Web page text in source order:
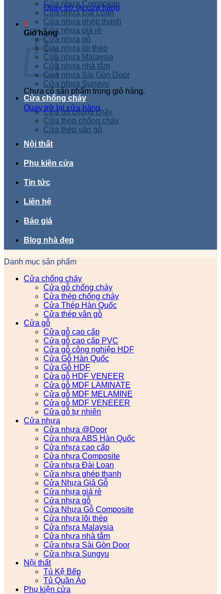
Quay trở lại cửa hàng
0
Giỏ hàng
Chưa có sản phẩm trong giỏ hàng.
Quay trở lại cửa hàng
Cửa nhựa Composite
Cửa nhựa Đài Loan
Cửa nhựa ghép thanh
Cửa nhựa giá rẻ
Cửa nhựa gỗ
Cửa nhựa lõi thép
Cửa nhựa Malaysia
Cửa nhựa nhà tắm
Cửa nhựa Sài Gòn Door
Cửa nhựa Sungyu
Cửa chống cháy
Cửa gỗ chống cháy
Cửa thép chống cháy
Cửa thép vân gỗ
Nội thất
Phụ kiện cửa
Tin tức
Liên hệ
Báo giá
Blog nhà đẹp
Danh mục sản phẩm
Cửa chống cháy
Cửa gỗ chống cháy
Cửa thép chống cháy
Cửa Thép Hàn Quốc
Cửa thép vân gỗ
Cửa gỗ
Cửa gỗ cao cấp
Cửa gỗ cao cấp PVC
Cửa gỗ công nghiệp HDF
Cửa Gỗ Hàn Quốc
Cửa Gỗ HDF
Cửa gỗ HDF VENEER
Cửa gỗ MDF LAMINATE
Cửa gỗ MDF MELAMINE
Cửa gỗ MDF VENEEER
Cửa gỗ tự nhiên
Cửa nhựa
Cửa nhựa @Door
Cửa nhựa ABS Hàn Quốc
Cửa nhựa cao cấp
Cửa nhựa Composite
Cửa nhựa Đài Loan
Cửa nhựa ghép thanh
Cửa Nhựa Giả Gỗ
Cửa nhựa giá rẻ
Cửa nhựa gỗ
Cửa Nhựa Gỗ Composite
Cửa nhựa lõi thép
Cửa nhựa Malaysia
Cửa nhựa nhà tắm
Cửa nhựa Sài Gòn Door
Cửa nhựa Sungyu
Nội thất
Tủ Kệ Bếp
Tủ Quần Áo
Phụ kiện cửa